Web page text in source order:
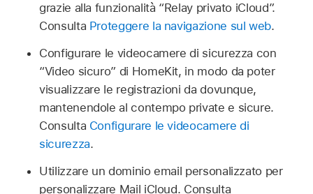
grazie alla funzionalità “Relay privato iCloud”.
Consulta Proteggere la navigazione sul web.
Configurare le videocamere di sicurezza con
“Video sicuro” di HomeKit, in modo da poter
visualizzare le registrazioni da dovunque,
mantenendole al contempo private e sicure.
Consulta Configurare le videocamere di
sicurezza.
Utilizzare un dominio email personalizzato per
personalizzare Mail iCloud. Consulta